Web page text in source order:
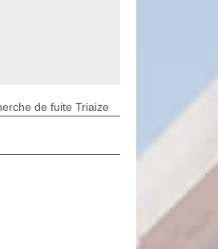
de fuite Triaize